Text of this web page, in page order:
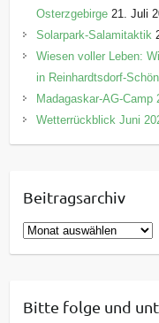
Osterzgebirge 21. Juli
Solarpark-Salamitaktik
Wiesen voller Leben:
in Reinhardtsdorf-
Madagaskar-AG-Camp
Wetterrückblick Juni
Beitragsarchiv
B
e
r
Bitte folge und